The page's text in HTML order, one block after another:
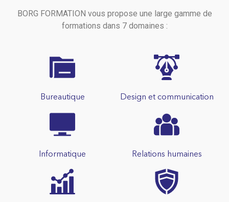
BORG FORMATION vous propose une large gamme de
formations dans 7 domaines :
Bureautique Design et communication
Informatique Relations humaines